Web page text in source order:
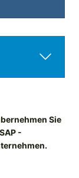
Sie
-